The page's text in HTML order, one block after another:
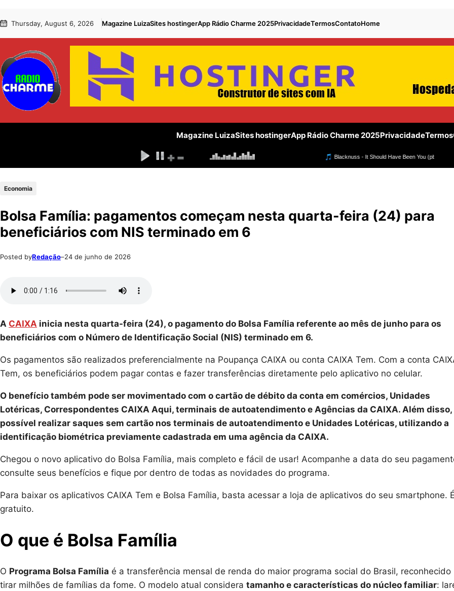
para
conteúdo
to Thursday, August 6, 2026 Magazine LuizaSites hostingerApp Rádio Charme 2025PrivacidadeTermosContatoHome
Magazine LuizaSites hostingerApp Rádio Charme 2025PrivacidadeTermos
Economia
Bolsa Família: pagamentos começam nesta quarta-feira (24) para
beneficiários com NIS terminado em 6
Posted byRedação–24 de junho de 2026
A CAIXA inicia nesta quarta-feira (24), o pagamento do Bolsa Família referente ao mês de junho para os
beneficiários com o Número de Identificação Social (NIS) terminado em 6.
Os pagamentos são realizados preferencialmente na Poupança CAIXA ou conta CAIXA Tem. Com a conta
Tem, os beneficiários podem pagar contas e fazer transferências diretamente pelo aplicativo no celular.
O benefício também pode ser movimentado com o cartão de débito da conta em comércios, Unidades
Lotéricas, Correspondentes CAIXA Aqui, terminais de autoatendimento e Agências da CAIXA. Além disso,
possível realizar saques sem cartão nos terminais de autoatendimento e Unidades Lotéricas, utilizando a
identificação biométrica previamente cadastrada em uma agência da CAIXA.
Chegou o novo aplicativo do Bolsa Família, mais completo e fácil de usar! Acompanhe a data do seu
consulte seus benefícios e fique por dentro de todas as novidades do programa.
Para baixar os aplicativos CAIXA Tem e Bolsa Família, basta acessar a loja de aplicativos do seu smartphone.
gratuito.
O que é Bolsa Família
O Programa Bolsa Família é a transferência mensal de renda do maior programa social do Brasil, reconhecido
tirar milhões de famílias da fome. O modelo atual considera tamanho e características do núcleo familiar: